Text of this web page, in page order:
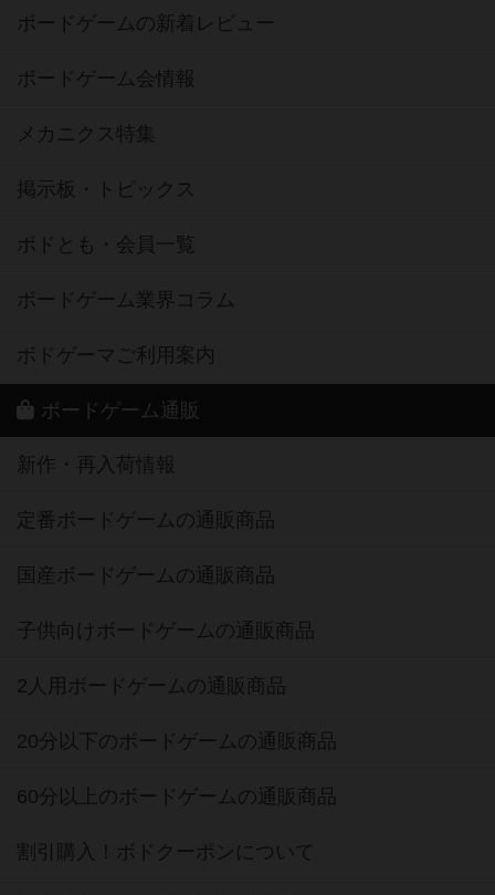
ボードゲームの新着レビュー
ボードゲーム会情報
メカニクス特集
掲示板・トピックス
ボドとも・会員一覧
ボードゲーム業界コラム
ボドゲーマご利用案内
ボードゲーム通販
新作・再入荷情報
定番ボードゲームの通販商品
国産ボードゲームの通販商品
子供向けボードゲームの通販商品
2人用ボードゲームの通販商品
20分以下のボードゲームの通販商品
60分以上のボードゲームの通販商品
割引購入！ボドクーポンについて